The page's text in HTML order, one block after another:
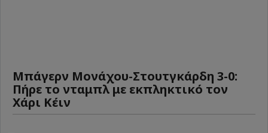
Μπάγερν Μονάχου-Στουτγκάρδη 3-0:
Πήρε το νταμπλ με εκπληκτικό τον
Χάρι Κέιν